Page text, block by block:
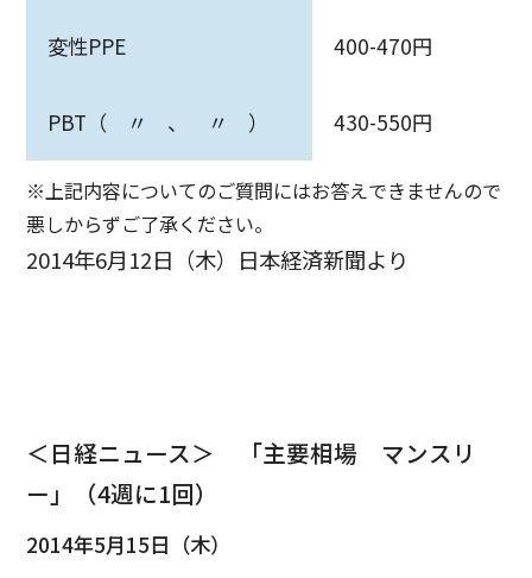
変性PPE 400-470円
PBT（ 〃 、 〃 ） 430-550円
※上記内容についてのご質問にはお答えできませんので
悪しからずご了承ください。
2014年6月12日（木）日本経済新聞より
＜日経ニュース＞ 「主要相場 マンスリ
ー」（4週に1回）
2014年5月15日（木）